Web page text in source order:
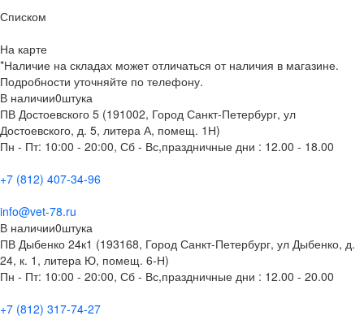
Списком
На карте
*Наличие на складах может отличаться от наличия в магазине.
Подробности уточняйте по телефону.
В наличии0штука
ПВ Достоевского 5 (191002, Город Санкт-Петербург, ул
Достоевского, д. 5, литера А, помещ. 1Н)
Пн - Пт: 10:00 - 20:00, Сб - Вс,праздничные дни : 12.00 - 18.00
+7 (812) 407-34-96
info@vet-78.ru
В наличии0штука
ПВ Дыбенко 24к1 (193168, Город Санкт-Петербург, ул Дыбенко, д.
24, к. 1, литера Ю, помещ. 6-Н)
Пн - Пт: 10:00 - 20:00, Сб - Вс,праздничные дни : 12.00 - 20.00
+7 (812) 317-74-27